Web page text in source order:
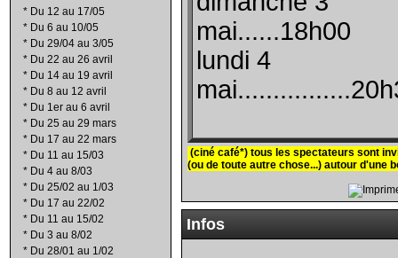
* Du 12 au 17/05
* Du 6 au 10/05
* Du 29/04 au 3/05
* Du 22 au 26 avril
* Du 14 au 19 avril
* Du 8 au 12 avril
* Du 1er au 6 avril
* Du 25 au 29 mars
* Du 17 au 22 mars
* Du 11 au 15/03
* Du 4 au 8/03
* Du 25/02 au 1/03
* Du 17 au 22/02
* Du 11 au 15/02
* Du 3 au 8/02
* Du 28/01 au 1/02
mai......18h00
lundi 4
(ciné café*) tous les spectateurs sont
(ou de toute autre chose...) autour d'une
Infos